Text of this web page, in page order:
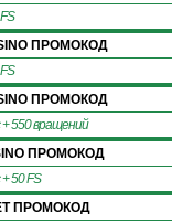
ПРОМОКОД
ПРОМОКОД
+ 550 вращений
ПРОМОКОД
50 FS
ПРОМОКОД